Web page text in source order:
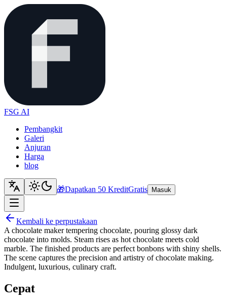
FSG AI
Pembangkit
Galeri
Anjuran
Harga
blog
🎁Dapatkan 50 KreditGratis Masuk
Kembali ke perpustakaan
A chocolate maker tempering chocolate, pouring glossy dark
chocolate into molds. Steam rises as hot chocolate meets cold
marble. The finished products are perfect bonbons with shiny shells.
The scene captures the precision and artistry of chocolate making.
Indulgent, luxurious, culinary craft.
Cepat